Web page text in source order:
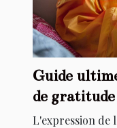
Guide
de
L'expression de